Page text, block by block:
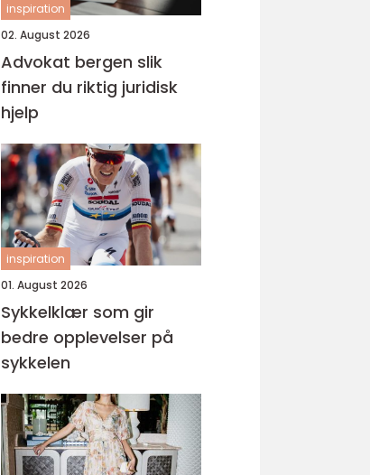
inspiration
02. August 2026
Advokat bergen slik
finner du riktig juridisk
hjelp
inspiration
01. August 2026
Sykkelklær som gir
bedre opplevelser på
sykkelen